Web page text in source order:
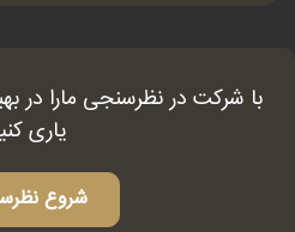
با شرکت در نظرسنجی مارا در
یاری
شروع